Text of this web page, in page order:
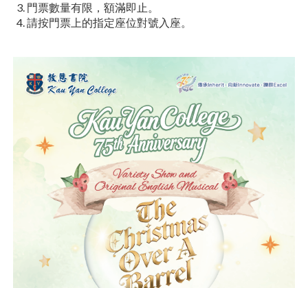
門票數量有限，額滿即止。
請按門票上的指定座位對號入座。